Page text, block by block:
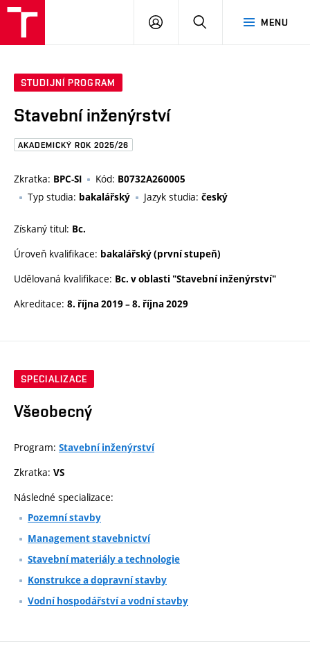
Brno
MENU
PŘIHLÁSIT
STUDIJNÍ PROGRAM
Stavební inženýrství
AKADEMICKÝ ROK 2025/26
Zkratka: BPC-SI Kód: B0732A260005
Typ studia: bakalářský Jazyk studia: český
Získaný titul: Bc.
Úroveň kvalifikace: bakalářský (první stupeň)
Udělovaná kvalifikace: Bc. v oblasti "Stavební inženýrství"
Akreditace: 8. října 2019–8. října 2029
SPECIALIZACE
Všeobecný
Program: Stavební inženýrství
Zkratka: VS
Následné specializace:
Pozemní stavby
Management stavebnictví
Stavební materiály a technologie
Konstrukce a dopravní stavby
Vodní hospodářství a vodní stavby